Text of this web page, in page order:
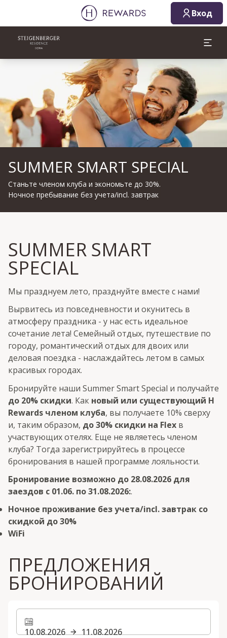
Вход
SUMMER SMART SPECIAL
Станьте членом клуба и экономьте до 30%.
Ночное пребывание без учета/incl. завтрак
SUMMER SMART
SPECIAL
Мы празднуем лето, празднуйте вместе с нами!
Вырвитесь из повседневности и окунитесь в
атмосферу праздника - у нас есть идеальное
сочетание лета! Семейный отдых, путешествие по
городу, романтический отдых для двоих или
деловая поездка - наслаждайтесь летом в самых
красивых городах.
Бронируйте наши Summer Smart Special и получайте
до 20% скидки. Как новый или существующий H
Rewards членом клуба, вы получаете 10% сверху
и, таким образом, до 30% скидки на Flex в
участвующих отелях. Еще не являетесь членом
клуба? Тогда зарегистрируйтесь в процессе
бронирования в нашей программе лояльности.
Бронирование возможно до 28.08.2026 для
заездов с 01.06. по 31.08.2026:.
Ночное проживание без учета/incl. завтрак со
скидкой до 30%
WiFi
ПРЕДЛОЖЕНИЯ
БРОНИРОВАНИЙ
10.08.2026
11.08.2026